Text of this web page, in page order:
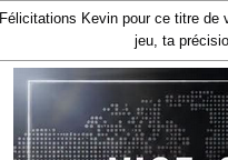
Félicitations Kevin pour ce titre de
jeu, ta